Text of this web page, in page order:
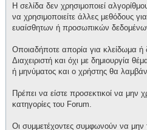
Η σελίδα δεν χρησιμοποιεί
να χρησιμοποιείτε άλλες μεθόδους
ευαίσθητων ή προσωπικών
Οποιαδήποτε απορία για κλείδωμα ή
Διαχειριστή και όχι με δημιουργία
ή μηνύματος και ο χρήστης θα
Πρέπει να είστε προσεκτικοί να μην
κατηγορίες του Forum.
Οι συμμετέχοντες συμφωνούν να μην